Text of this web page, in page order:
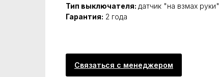
Тип выключателя: датчик "на взмах руки"
Гарантия: 2 года
Связаться с менеджером